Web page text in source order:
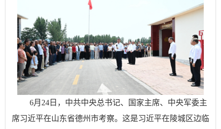
6月24日，中共中央总书记、国家主席、中央军委主
席习近平在山东省德州市考察。这是习近平在陵城区边临